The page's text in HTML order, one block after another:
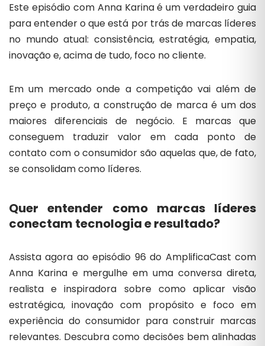
Este episódio com Anna Karina é um verdadeiro guia
para entender o que está por trás de marcas líderes
no mundo atual: consistência, estratégia, empatia,
inovação e, acima de tudo, foco no cliente.
Em um mercado onde a competição vai além de
preço e produto, a construção de marca é um dos
maiores diferenciais de negócio. E marcas que
conseguem traduzir valor em cada ponto de
contato com o consumidor são aquelas que, de fato,
se consolidam como líderes.
Quer entender como marcas líderes
conectam tecnologia e resultado?
Assista agora ao episódio 96 do AmplificaCast com
Anna Karina e mergulhe em uma conversa direta,
realista e inspiradora sobre como aplicar visão
estratégica, inovação com propósito e foco em
experiência do consumidor para construir marcas
relevantes. Descubra como decisões bem alinhadas